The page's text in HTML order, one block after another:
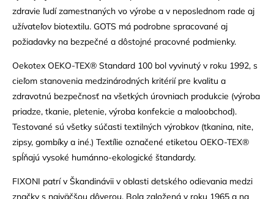
zdravie ľudí zamestnaných vo výrobe a v neposlednom rade aj
užívateľov biotextilu. GOTS má podrobne spracované aj
požiadavky na bezpečné a dôstojné pracovné podmienky.
Oekotex OEKO-TEX® Standard 100 bol vyvinutý v roku 1992, s
cieľom stanovenia medzinárodných kritérií pre kvalitu a
zdravotnú bezpečnosť na všetkých úrovniach produkcie (výroba
priadze, tkanie, pletenie, výroba konfekcie a maloobchod).
Testované sú všetky súčasti textilných výrobkov (tkanina, nite,
zipsy, gombíky a iné.) Textílie označené etiketou OEKO-TEX®
spĺňajú vysoké humánno-ekologické štandardy.
FIXONI patrí v Škandinávii v oblasti detského odievania medzi
značky s najväčšou dôverou. Bola založená v roku 1965 a na